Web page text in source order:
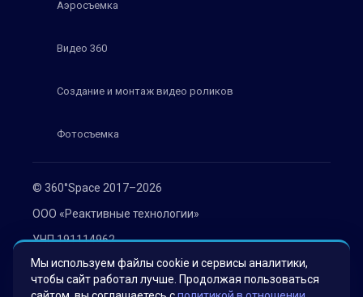
© 360°Space 2017–2026
ООО «Реактивные технологии»
УНП 191114962
г. Минск, ул. Мележа 1, офис 402
Политика конфиденциальности
Аэросъемка
Видео 360
Создание и монтаж видео роликов
Фотосъемка
Мы используем файлы cookie и сервисы аналитики,
чтобы сайт работал лучше. Продолжая пользоваться